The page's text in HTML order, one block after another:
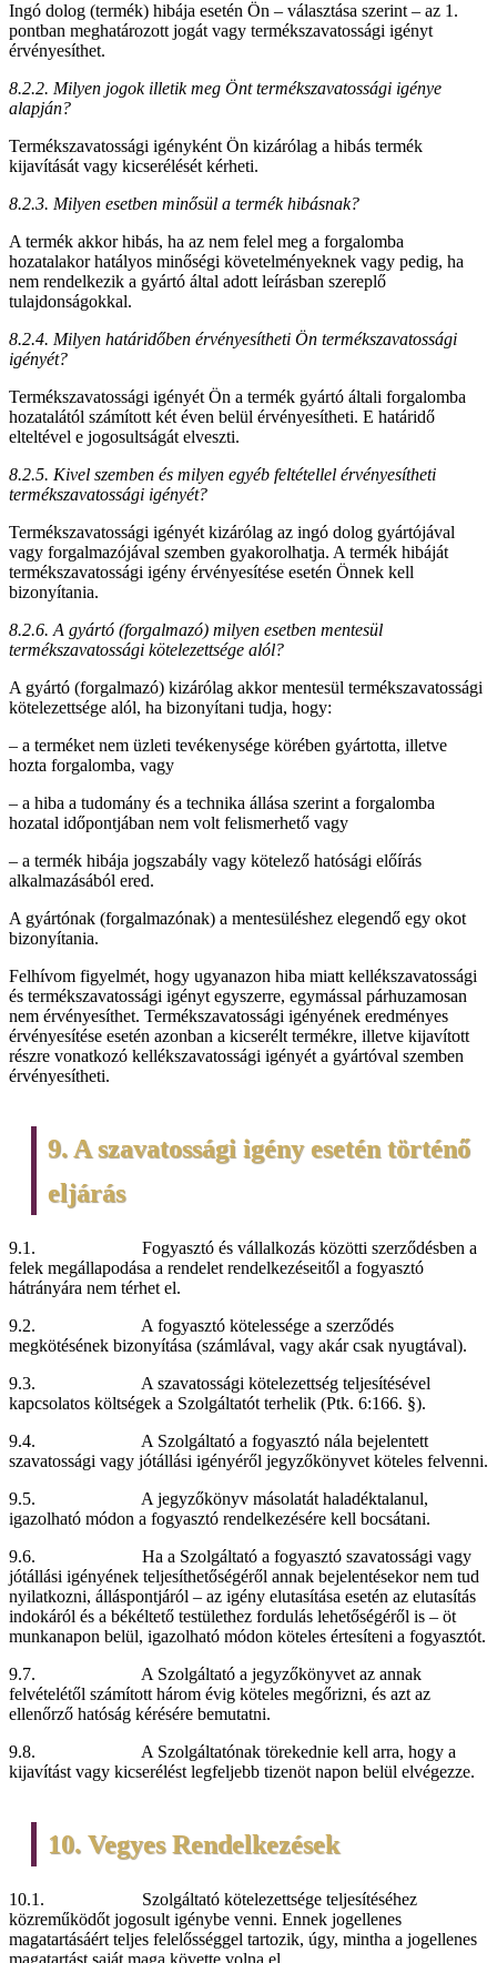
Ingó dolog (termék) hibája esetén Ön – választása szerint – az 1.
pontban meghatározott jogát vagy termékszavatossági igényt
érvényesíthet.
8.2.2. Milyen jogok illetik meg Önt termékszavatossági igénye
alapján?
Termékszavatossági igényként Ön kizárólag a hibás termék
kijavítását vagy kicserélését kérheti.
8.2.3. Milyen esetben minősül a termék hibásnak?
A termék akkor hibás, ha az nem felel meg a forgalomba
hozatalakor hatályos minőségi követelményeknek vagy pedig, ha
nem rendelkezik a gyártó által adott leírásban szereplő
tulajdonságokkal.
8.2.4. Milyen határidőben érvényesítheti Ön termékszavatossági
igényét?
Termékszavatossági igényét Ön a termék gyártó általi forgalomba
hozatalától számított két éven belül érvényesítheti. E határidő
elteltével e jogosultságát elveszti.
8.2.5. Kivel szemben és milyen egyéb feltétellel érvényesítheti
termékszavatossági igényét?
Termékszavatossági igényét kizárólag az ingó dolog gyártójával
vagy forgalmazójával szemben gyakorolhatja. A termék hibáját
termékszavatossági igény érvényesítése esetén Önnek kell
bizonyítania.
8.2.6. A gyártó (forgalmazó) milyen esetben mentesül
termékszavatossági kötelezettsége alól?
A gyártó (forgalmazó) kizárólag akkor mentesül termékszavatossági
kötelezettsége alól, ha bizonyítani tudja, hogy:
– a terméket nem üzleti tevékenysége körében gyártotta, illetve
hozta forgalomba, vagy
– a hiba a tudomány és a technika állása szerint a forgalomba
hozatal időpontjában nem volt felismerhető vagy
– a termék hibája jogszabály vagy kötelező hatósági előírás
alkalmazásából ered.
A gyártónak (forgalmazónak) a mentesüléshez elegendő egy okot
bizonyítania.
Felhívom figyelmét, hogy ugyanazon hiba miatt kellékszavatossági
és termékszavatossági igényt egyszerre, egymással párhuzamosan
nem érvényesíthet. Termékszavatossági igényének eredményes
érvényesítése esetén azonban a kicserélt termékre, illetve kijavított
részre vonatkozó kellékszavatossági igényét a gyártóval szemben
érvényesítheti.
9. A szavatossági igény esetén történő
eljárás
9.1. Fogyasztó és vállalkozás közötti szerződésben a
felek megállapodása a rendelet rendelkezéseitől a fogyasztó
hátrányára nem térhet el.
9.2. A fogyasztó kötelessége a szerződés
megkötésének bizonyítása (számlával, vagy akár csak nyugtával).
9.3. A szavatossági kötelezettség teljesítésével
kapcsolatos költségek a Szolgáltatót terhelik (Ptk. 6:166. §).
9.4. A Szolgáltató a fogyasztó nála bejelentett
szavatossági vagy jótállási igényéről jegyzőkönyvet köteles felvenni.
9.5. A jegyzőkönyv másolatát haladéktalanul,
igazolható módon a fogyasztó rendelkezésére kell bocsátani.
9.6. Ha a Szolgáltató a fogyasztó szavatossági vagy
jótállási igényének teljesíthetőségéről annak bejelentésekor nem tud
nyilatkozni, álláspontjáról – az igény elutasítása esetén az elutasítás
indokáról és a békéltető testülethez fordulás lehetőségéről is – öt
munkanapon belül, igazolható módon köteles értesíteni a fogyasztót.
9.7. A Szolgáltató a jegyzőkönyvet az annak
felvételétől számított három évig köteles megőrizni, és azt az
ellenőrző hatóság kérésére bemutatni.
9.8. A Szolgáltatónak törekednie kell arra, hogy a
kijavítást vagy kicserélést legfeljebb tizenöt napon belül elvégezze.
10. Vegyes Rendelkezések
10.1. Szolgáltató kötelezettsége teljesítéséhez
közreműködőt jogosult igénybe venni. Ennek jogellenes
magatartásáért teljes felelősséggel tartozik, úgy, mintha a jogellenes
magatartást saját maga követte volna el.